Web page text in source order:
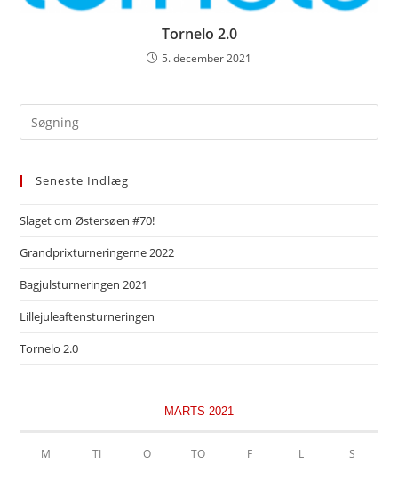
Tornelo 2.0
5. december 2021
Seneste Indlæg
Slaget om Østersøen #70!
Grandprixturneringerne 2022
Bagjulsturneringen 2021
Lillejuleaftensturneringen
Tornelo 2.0
MARTS 2021
M TI O TO F L S